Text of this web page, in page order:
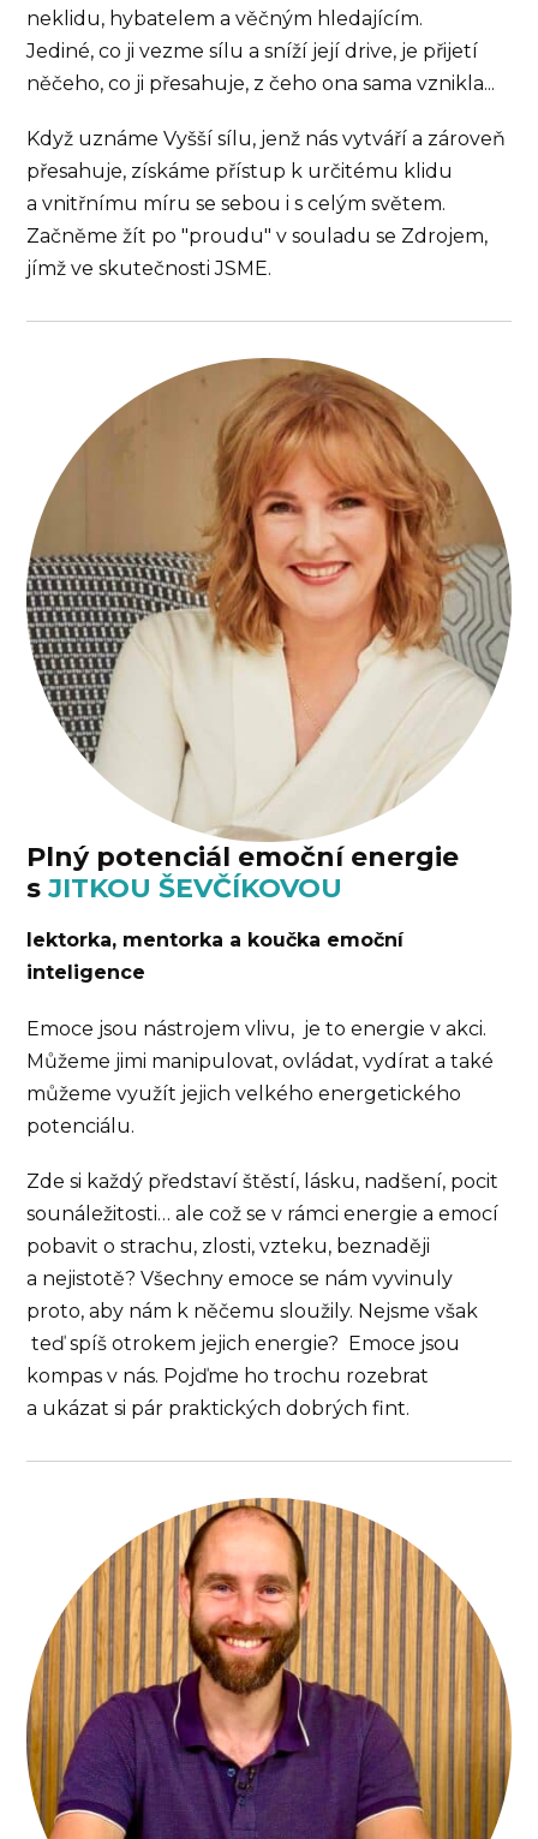
neklidu, hybatelem a věčným hledajícím.
Jediné, co ji vezme sílu a sníží její drive, je přijetí
něčeho, co ji přesahuje, z čeho ona sama vznikla...
Když uznáme Vyšší sílu, jenž nás vytváří a zároveň
přesahuje, získáme přístup k určitému klidu
a vnitřnímu míru se sebou i s celým světem.
Začněme žít po "proudu" v souladu se Zdrojem,
jímž ve skutečnosti JSME.
Plný potenciál emoční energie
sJITKOU ŠEVČÍKOVOU
lektorka, mentorka a koučka emoční
inteligence
Emoce jsou nástrojem vlivu, je to energie v akci.
Můžeme jimi manipulovat, ovládat, vydírat a také
můžeme využít jejich velkého energetického
potenciálu.
Zde si každý představí štěstí, lásku, nadšení, pocit
sounáležitosti… ale což se v rámci energie a emocí
pobavit o strachu, zlosti, vzteku, beznaději
a nejistotě? Všechny emoce se nám vyvinuly
proto, aby nám k něčemu sloužily. Nejsme však
teď spíš otrokem jejich energie? Emoce jsou
kompas v nás. Pojďme ho trochu rozebrat
a ukázat si pár praktických dobrých fint.